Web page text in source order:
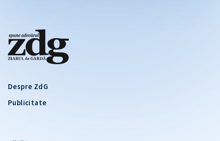
Despre ZdG
Publicitate